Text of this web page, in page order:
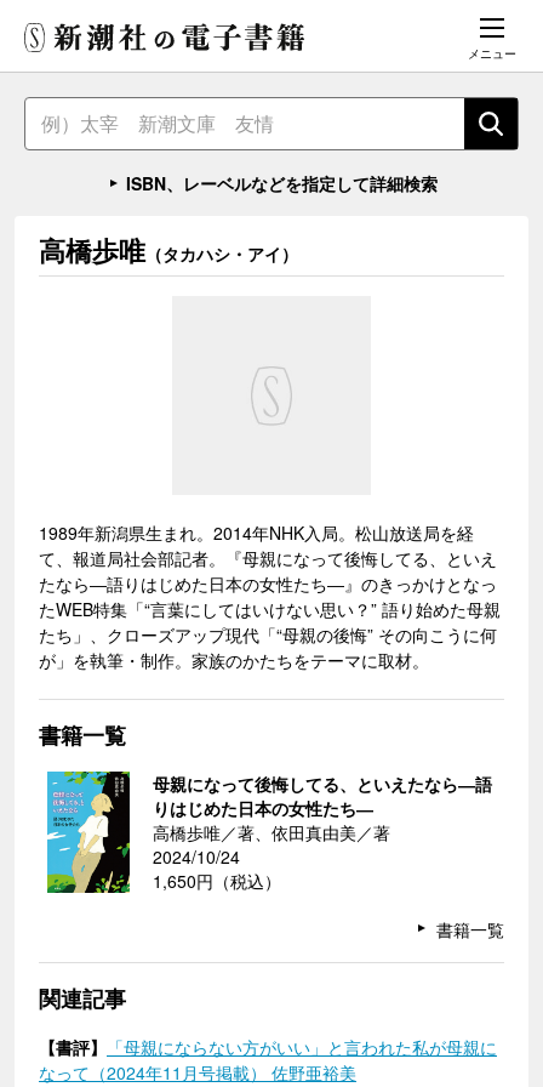
メニュー
ISBN、レーベルなどを指定して詳細検索
高橋歩唯（タカハシ・アイ）
1989年新潟県生まれ。2014年NHK入局。松山放送局を経
て、報道局社会部記者。『母親になって後悔してる、といえ
たなら―語りはじめた日本の女性たち―』のきっかけとなっ
たWEB特集「“言葉にしてはいけない思い？” 語り始めた母親
たち」、クローズアップ現代「“母親の後悔” その向こうに何
が」を執筆・制作。家族のかたちをテーマに取材。
書籍一覧
母親になって後悔してる、といえたなら―語
りはじめた日本の女性たち―
高橋歩唯／著、依田真由美／著
2024/10/24
1,650円（税込）
書籍一覧
関連記事
【書評】
「母親にならない方がいい」と言われた私が母親に
なって（2024年11月号掲載） 佐野亜裕美